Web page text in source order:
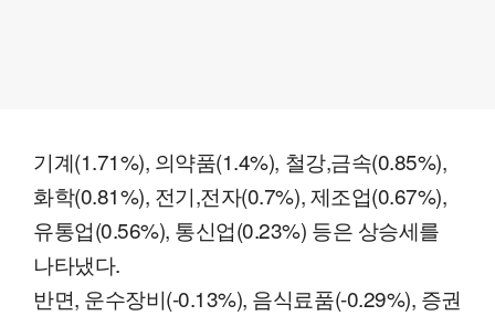
기계(1.71%), 의약품(1.4%), 철강,금속(0.85%),
화학(0.81%), 전기,전자(0.7%), 제조업(0.67%),
유통업(0.56%), 통신업(0.23%) 등은 상승세를
나타냈다.
반면, 운수장비(-0.13%), 음식료품(-0.29%), 증권